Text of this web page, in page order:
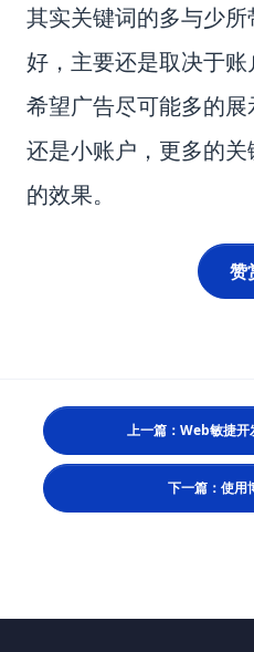
其实关键词的多与少
好，主要还是取决于
希望广告尽可能多的
还是小账户，更多的
的效果。
赞
上一篇：Web敏捷开
下一篇：使用